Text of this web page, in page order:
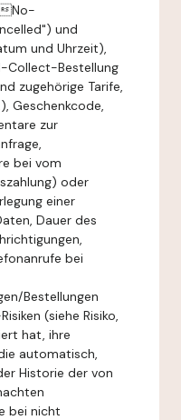
No-
und
und Uhrzeit),
Collect-Bestellung
zugehörige Tarife,
Geschenkcode,
zur
bei vom
oder
einer
Dauer des
bei
Bestellungen
(siehe Risiko,
hat, ihre
automatisch,
Historie der von
bei nicht